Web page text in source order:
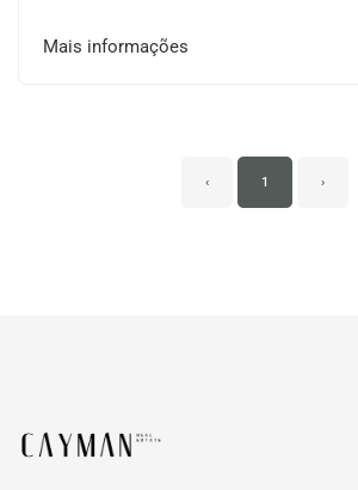
Mais informações
‹ 1 ›
Página inicial